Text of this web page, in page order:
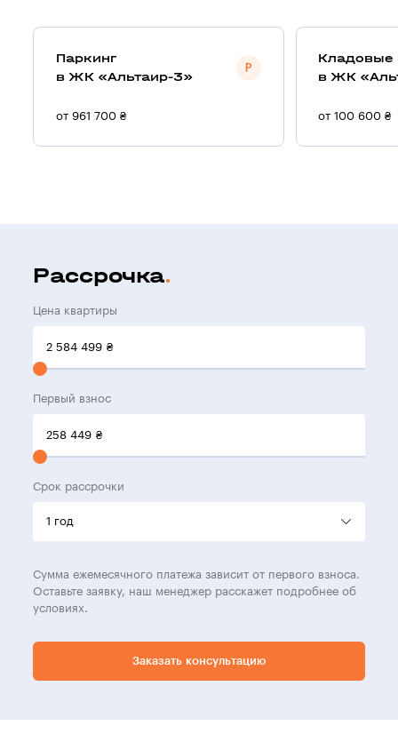
Паркинг
в ЖК «Альтаир-3»
от 961 700 ₴
Кладовые
в ЖК
от 100 600 ₴
Рассрочка
Цена квартиры
2 584 499 ₴
Первый взнос
258 449 ₴
Срок рассрочки
Сумма ежемесячного платежа зависит от первого взноса.
Оставьте заявку, наш менеджер расскажет подробнее об
условиях.
Заказать консультацию